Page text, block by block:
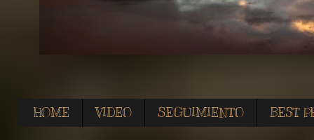
HOME VIDEO SEGUIMIENTO BEST